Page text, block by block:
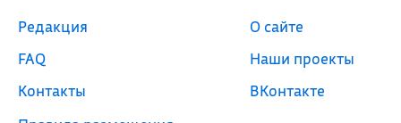
Редакция
FAQ
Контакты
О сайте
Наши проекты
ВКонтакте